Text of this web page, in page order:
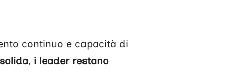
continuo e capacità di
, i leader restano